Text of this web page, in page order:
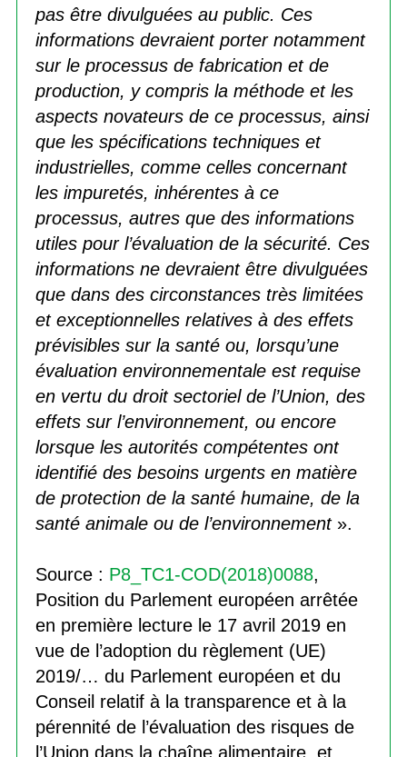
pas être divulguées au public. Ces
informations devraient porter notamment
sur le processus de fabrication et de
production, y compris la méthode et les
aspects novateurs de ce processus, ainsi
que les spécifications techniques et
industrielles, comme celles concernant
les impuretés, inhérentes à ce
processus, autres que des informations
utiles pour l’évaluation de la sécurité. Ces
informations ne devraient être divulguées
que dans des circonstances très limitées
et exceptionnelles relatives à des effets
prévisibles sur la santé ou, lorsqu’une
évaluation environnementale est requise
en vertu du droit sectoriel de l’Union, des
effets sur l’environnement, ou encore
lorsque les autorités compétentes ont
identifié des besoins urgents en matière
de protection de la santé humaine, de la
santé animale ou de l’environnement».
Source : P8_TC1-COD(2018)0088,
Position du Parlement européen arrêtée
en première lecture le 17 avril 2019 en
vue de l’adoption du règlement (UE)
2019/… du Parlement européen et du
Conseil relatif à la transparence et à la
pérennité de l’évaluation des risques de
l’Union dans la chaîne alimentaire, et